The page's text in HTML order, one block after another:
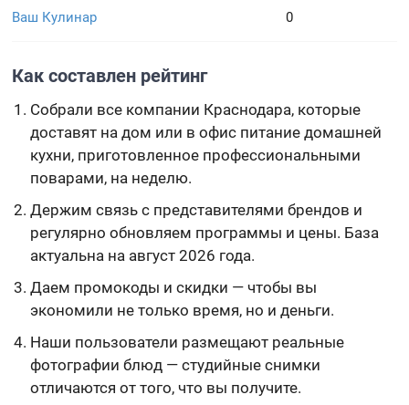
Ваш Кулинар 0
Как составлен рейтинг
Собрали все компании Краснодара, которые
доставят на дом или в офис питание домашней
кухни, приготовленное профессиональными
поварами, на неделю.
Держим связь с представителями брендов и
регулярно обновляем программы и цены. База
актуальна на август 2026 года.
Даем промокоды и скидки — чтобы вы
экономили не только время, но и деньги.
Наши пользователи размещают реальные
фотографии блюд — студийные снимки
отличаются от того, что вы получите.